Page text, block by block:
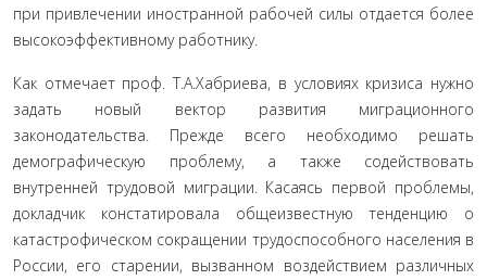
при привлечении иностранной рабочей силы отдается более
высокоэффективному работнику.
Как отмечает проф. Т.А.Хабриева, в условиях кризиса нужно
задать новый вектор развития мигра­ционного
законодательства. Прежде всего необходи­мо решать
демографическую проблему, а также со­действовать
внутренней трудовой миграции. Касаясь первой проблемы,
докладчик констатировала обще­известную тенденцию о
катастрофическом сокраще­нии трудоспособного населения в
России, его старе­нии, вызванном воздействием различных